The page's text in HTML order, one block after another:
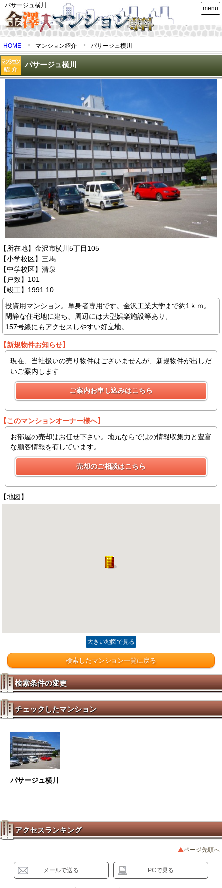
パサージュ横川
HOME マンション紹介 パサージュ横川
パサージュ横川
【所在地】金沢市横川5丁目105
【小学校区】三馬
【中学校区】清泉
【戸数】101
【竣工】1991.10
投資用マンション。単身者専用です。金沢工業大学まで約1ｋｍ。
閑静な住宅地に建ち、周辺には大型娯楽施設等あり。
157号線にもアクセスしやすい好立地。
【新規物件お知らせ】
現在、当社扱いの売り物件はございませんが、新規物件が出しだ
いご案内します
【このマンションオーナー様へ】
お部屋の売却はお任せ下さい。地元ならではの情報収集力と豊富
な顧客情報を有しています。
【地図】
大きい地図で見る
検索したマンション一覧に戻る
検索条件の変更
チェックしたマンション
パサージュ横川
アクセスランキング
menu
ページ先頭へ
メールで送る PCで見る